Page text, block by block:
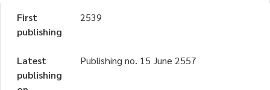
First
publishing
2539
Latest
publishing
Publishing no. 15 June 2557